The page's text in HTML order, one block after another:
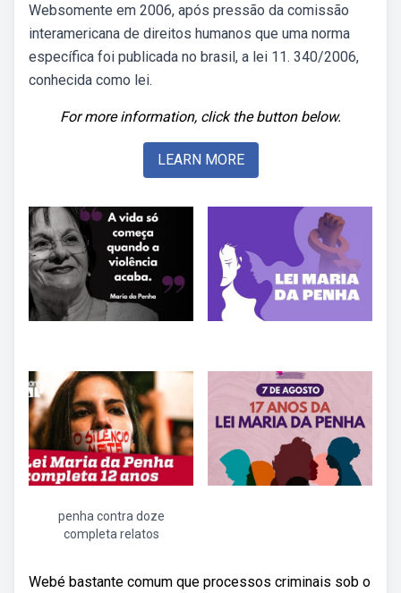
Websomente em 2006, após pressão da comissão
interamericana de direitos humanos que uma norma
específica foi publicada no brasil, a lei 11. 340/2006,
conhecida como lei.
For more information, click the button below.
LEARN MORE
penha contra doze
completa relatos
Webé bastante comum que processos criminais sob o